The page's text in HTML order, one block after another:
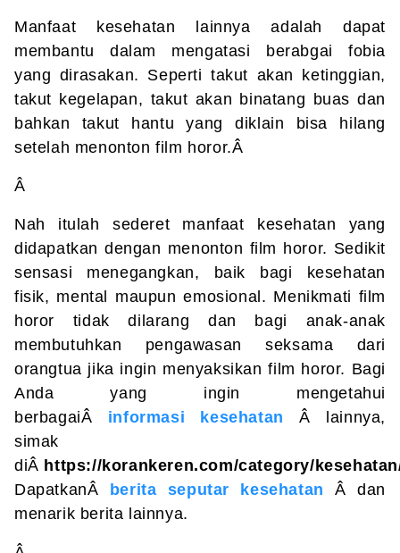
Manfaat kesehatan lainnya adalah dapat
membantu dalam mengatasi berabgai fobia
yang dirasakan. Seperti takut akan ketinggian,
takut kegelapan, takut akan binatang buas dan
bahkan takut hantu yang diklain bisa hilang
setelah menonton film horor.Â
Â
Nah itulah sederet manfaat kesehatan yang
didapatkan dengan menonton film horor. Sedikit
sensasi menegangkan, baik bagi kesehatan
fisik, mental maupun emosional. Menikmati film
horor tidak dilarang dan bagi anak-anak
membutuhkan pengawasan seksama dari
orangtua jika ingin menyaksikan film horor. Bagi
Anda yang ingin mengetahui
berbagaiÂ informasi kesehatan Â lainnya,
simak
diÂ https://korankeren.com/category/
DapatkanÂ
berita seputar kesehatan Â dan
menarik berita lainnya.